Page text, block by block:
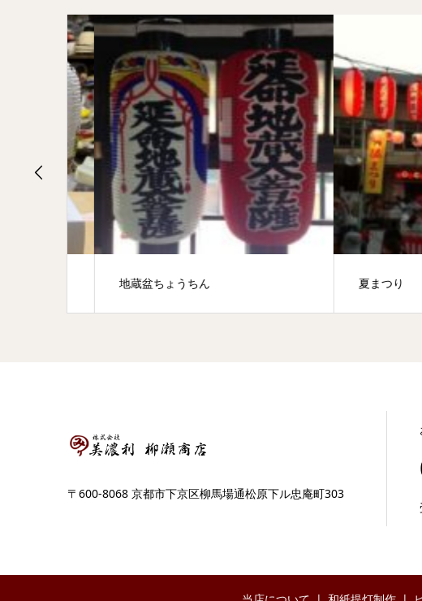
地蔵盆ちょうちん 夏まつり
〒600-8068 京都市下京区柳馬場通松原下ル忠庵町303